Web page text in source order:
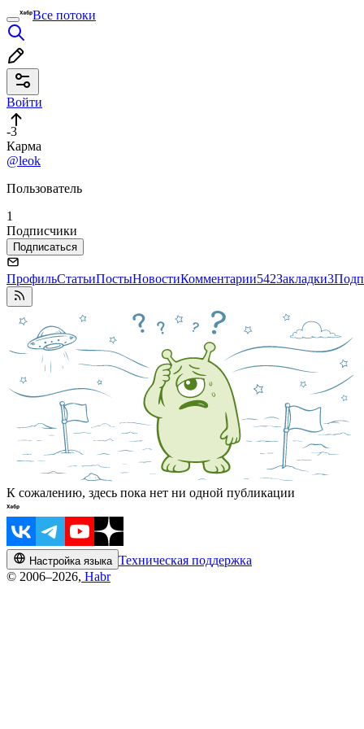
Все потоки
Войти
-3
Карма
@leok
Пользователь
1
Подписчики
Подписаться
ПрофильСтатьиПостыНовостиКомментарии542Закладки3
К сожалению, здесь пока нет ни одной публикации
Настройка языка Техническая поддержка
© 2006–2026, Habr